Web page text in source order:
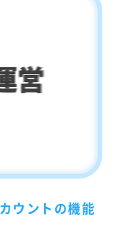
ウントの機能